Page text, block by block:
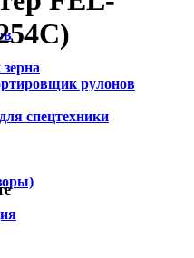
рулонов
спецтехники